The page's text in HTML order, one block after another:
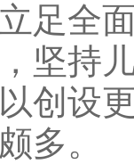
足全
坚持
创设
多。